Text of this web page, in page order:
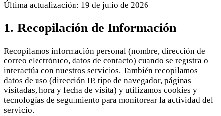
Última actualización: 19 de julio de 2026
1. Recopilación de Información
Recopilamos información personal (nombre, dirección de
correo electrónico, datos de contacto) cuando se registra o
interactúa con nuestros servicios. También recopilamos
datos de uso (dirección IP, tipo de navegador, páginas
visitadas, hora y fecha de visita) y utilizamos cookies y
tecnologías de seguimiento para monitorear la actividad del
servicio.